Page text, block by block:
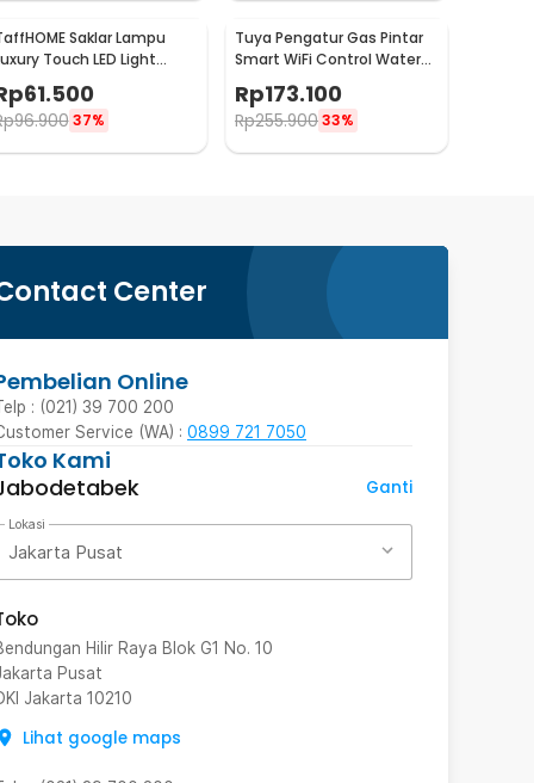
Saklar Lampu
Touch LED Light
Panel 3 Gang - AO-001
61.500
96.900 37%
Tuya Pengatur Gas Pintar
Smart WiFi Control Water
Valve Gas Controller - YB5
Rp173.100
Rp255.90033%
Center
Online
: (021) 39 700 200
Service (WA) : 0899 721 7050
Kami
Ganti
Lokasi
Jakarta Pusat
Hilir Raya Blok G1 No. 10
Pusat
Jakarta 10210
Lihat google maps